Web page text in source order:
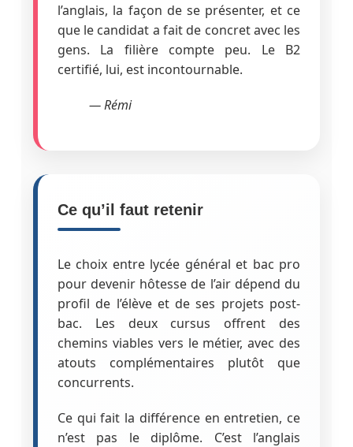
l’anglais, la façon de se présenter, et ce
que le candidat a fait de concret avec les
gens. La filière compte peu. Le B2
certifié, lui, est incontournable.
— Rémi
Ce qu’il faut retenir
Le choix entre lycée général et bac pro
pour devenir hôtesse de l’air dépend du
profil de l’élève et de ses projets post-
bac. Les deux cursus offrent des
chemins viables vers le métier, avec des
atouts complémentaires plutôt que
concurrents.
Ce qui fait la différence en entretien, ce
n’est pas le diplôme. C’est l’anglais